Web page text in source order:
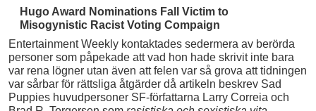
Hugo Award Nominations Fall Victim to
Misogynistic Racist Voting Compaign
Entertainment Weekly kontaktades sedermera av berörda
personer som påpekade att vad hon hade skrivit inte bara
var rena lögner utan även att felen var så grova att tidningen
var sårbar för rättsliga åtgärder då artikeln beskrev Sad
Puppies huvudpersoner SF-författarna Larry Correia och